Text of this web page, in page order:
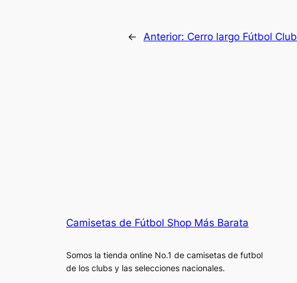
← Anterior: Cerro largo Fútbol Club
Camisetas de Fútbol Shop Más Barata
Somos la tienda online No.1 de camisetas de futbol
de los clubs y las selecciones nacionales.